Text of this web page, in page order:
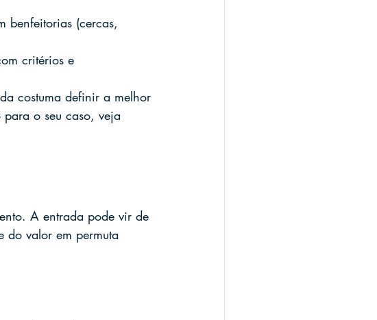
benfeitorias (cercas,
critérios e
costuma definir a melhor
o seu caso, veja
A entrada pode vir de
do valor em permuta